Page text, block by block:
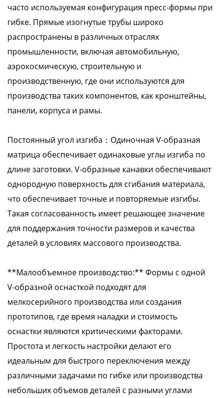
часто используемая конфигурация пресс-формы при
гибке. Прямые изогнутые трубы широко
распространены в различных отраслях
промышленности, включая автомобильную,
аэрокосмическую, строительную и
производственную, где они используются для
производства таких компонентов, как кронштейны,
панели, корпуса и рамы.
Постоянный угол изгиба：Одиночная V-образная
матрица обеспечивает одинаковые углы изгиба по
длине заготовки. V-образные канавки обеспечивают
однородную поверхность для сгибания материала,
что обеспечивает точные и повторяемые изгибы.
Такая согласованность имеет решающее значение
для поддержания точности размеров и качества
деталей в условиях массового производства.
**Малообъемное производство:** Формы с одной
V-образной оснасткой подходят для
мелкосерийного производства или создания
прототипов, где время наладки и стоимость
оснастки являются критическими факторами.
Простота и легкость настройки делают его
идеальным для быстрого переключения между
различными задачами по гибке или производства
небольших объемов деталей с разными углами